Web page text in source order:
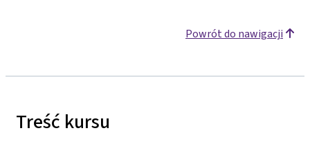
Powrót do nawigacji
Treść kursu